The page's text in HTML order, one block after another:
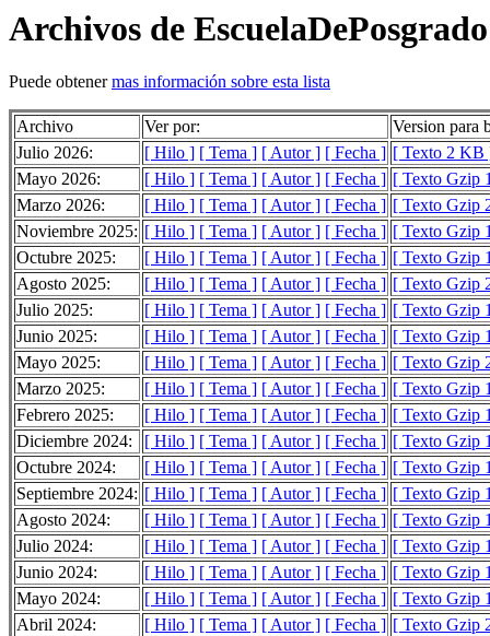
Archivos de EscuelaDePosgrado
Puede obtenermas información sobre esta lista
Archivo Ver por:
Version para
Julio 2026:
[ Hilo ] [ Tema ] [ Autor ] [ Fecha ] [ Texto 2 KB
Mayo 2026:
[ Hilo ] [ Tema ] [ Autor ] [ Fecha ] [ Texto Gzip
Marzo 2026:
[ Hilo ] [ Tema ] [ Autor ] [ Fecha ] [ Texto Gzip
Noviembre 2025: [ Hilo ] [ Tema ] [ Autor ] [ Fecha ] [ Texto Gzip
Octubre 2025:
[ Hilo ] [ Tema ] [ Autor ] [ Fecha ] [ Texto Gzip
Agosto 2025:
[ Hilo ] [ Tema ] [ Autor ] [ Fecha ] [ Texto Gzip
Julio 2025:
[ Hilo ] [ Tema ] [ Autor ] [ Fecha ] [ Texto Gzip
Junio 2025:
[ Hilo ] [ Tema ] [ Autor ] [ Fecha ] [ Texto Gzip
Mayo 2025:
[ Hilo ] [ Tema ] [ Autor ] [ Fecha ] [ Texto Gzip
Marzo 2025:
[ Hilo ] [ Tema ] [ Autor ] [ Fecha ] [ Texto Gzip
Febrero 2025:
[ Hilo ] [ Tema ] [ Autor ] [ Fecha ] [ Texto Gzip
Diciembre 2024:
[ Hilo ] [ Tema ] [ Autor ] [ Fecha ] [ Texto Gzip
Octubre 2024:
[ Hilo ] [ Tema ] [ Autor ] [ Fecha ] [ Texto Gzip
Septiembre 2024: [ Hilo ] [ Tema ] [ Autor ] [ Fecha ] [ Texto Gzip
Agosto 2024:
[ Hilo ] [ Tema ] [ Autor ] [ Fecha ] [ Texto Gzip
Julio 2024:
[ Hilo ] [ Tema ] [ Autor ] [ Fecha ] [ Texto Gzip
Junio 2024:
[ Hilo ] [ Tema ] [ Autor ] [ Fecha ] [ Texto Gzip
Mayo 2024:
[ Hilo ] [ Tema ] [ Autor ] [ Fecha ] [ Texto Gzip
Abril 2024:
[ Hilo ] [ Tema ] [ Autor ] [ Fecha ] [ Texto Gzip